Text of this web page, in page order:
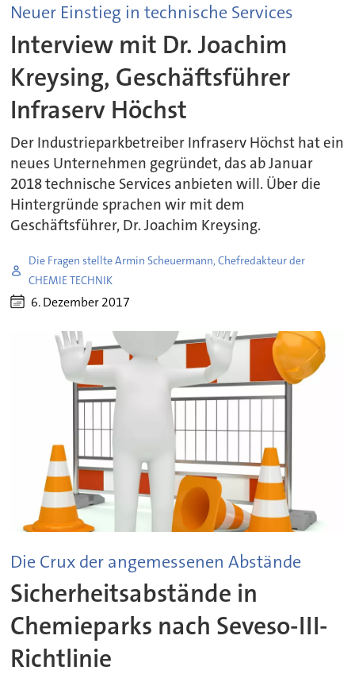
Neuer Einstieg in technische Services
Interview mit Dr. Joachim
Kreysing, Geschäftsführer
Infraserv Höchst
Der Industrieparkbetreiber Infraserv Höchst hat ein
neues Unternehmen gegründet, das ab Januar
2018 technische Services anbieten will. Über die
Hintergründe sprachen wir mit dem
Geschäftsführer, Dr. Joachim Kreysing.
Die Fragen stellte Armin Scheuermann, Chefredakteur der
CHEMIE TECHNIK
6. Dezember 2017
Die Crux der angemessenen Abstände
Sicherheitsabstände in
Chemieparks nach Seveso-III-
Richtlinie